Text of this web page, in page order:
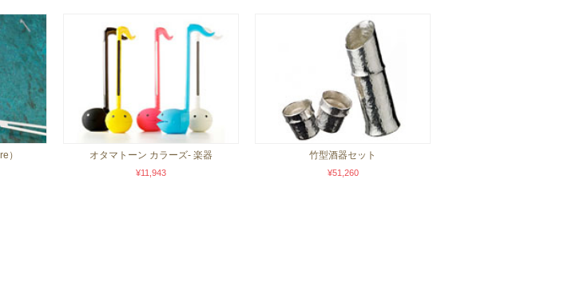
） オタマトーン カラーズ- 楽器
¥11,943
竹型酒器セット
¥51,260